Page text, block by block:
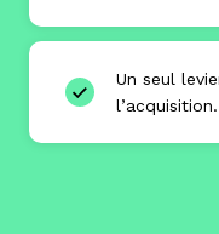
Un seul
l’acquisition.